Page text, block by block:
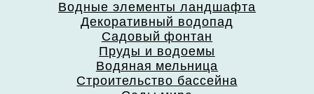
Водные элементы ландшафта
Декоративный водопад
Садовый фонтан
Пруды и водоемы
Водяная мельница
Строительство бассейна